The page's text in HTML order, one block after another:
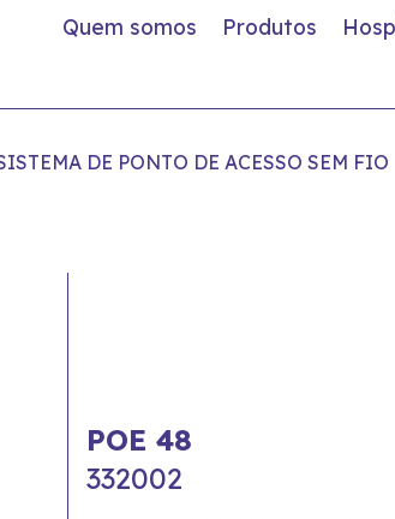
Quem somos Produtos
DE PONTO DE ACESSO SEM FIO
POE 48
332002